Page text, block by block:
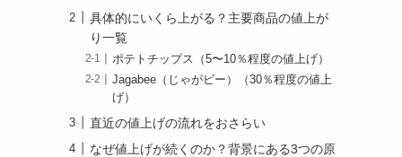
具体的にいくら上がる？主要商品の値上が
り一覧
ポテトチップス（5〜10％程度の値上げ）
Jagabee（じゃがビー）（30％程度の値上
げ）
直近の値上げの流れをおさらい
なぜ値上げが続くのか？背景にある3つの原